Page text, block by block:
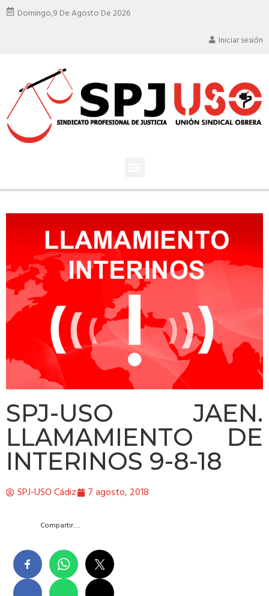
Domingo,9 De Agosto De 2026
Iniciar sesión
SPJ-USO JAEN.
LLAMAMIENTO DE
INTERINOS 9-8-18
SPJ-USO Cádiz 7 agosto, 2018
Compartir….